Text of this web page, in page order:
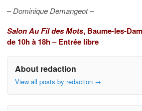
– Dominique Demangeot –
Salon Au Fil des Mots, Baume-les-
de 10h à 18h – Entrée libre
About redaction
View all posts by redaction →